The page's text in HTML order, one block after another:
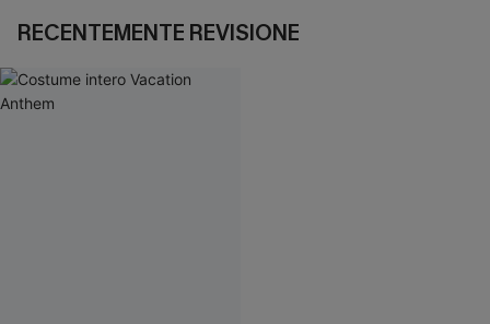
RECENTEMENTE REVISIONE